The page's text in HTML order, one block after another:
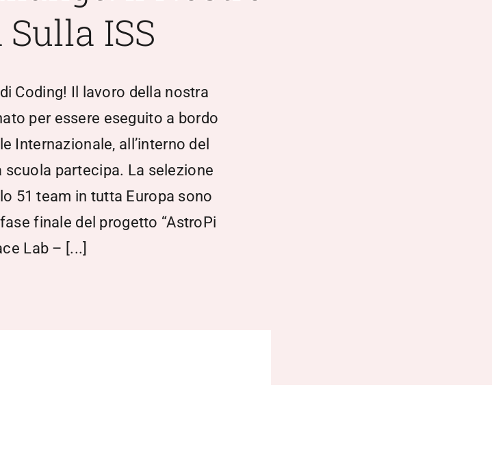
ISS
Coding! Il lavoro della nostra
per essere eseguito a bordo
Internazionale, all’interno del
partecipa. La selezione
51 team in tutta Europa sono
finale del progetto “AstroPi
Lab – [...]